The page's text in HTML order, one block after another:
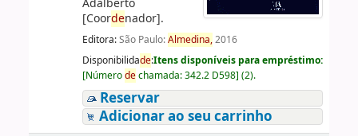
Adalberto
[Coordenador].
Editora:São Paulo:Almedina,2016
Disponibilidade:Itens disponíveis para empréstimo:
[Númerodechamada:342.2 D598] (2).
Reservar
Adicionar ao seu carrinho